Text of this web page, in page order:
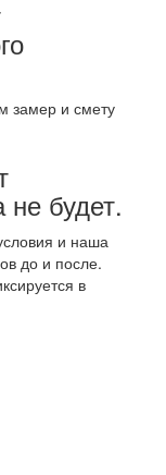
замер и смету
не будет.
и наша
до и после.
в